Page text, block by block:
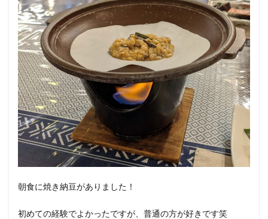
朝食に焼き納豆がありました！
初めての経験でよかったですが、普通の方が好きです笑